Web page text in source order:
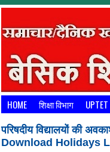
HOME शिक्षा विभाग UPTET
परिषदीय विद्यालयों की
Download Holidays